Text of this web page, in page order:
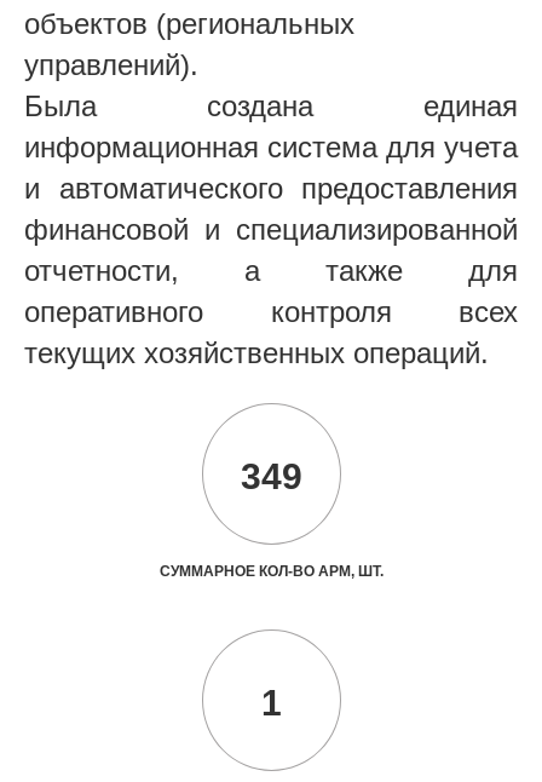
объектов (региональных
управлений).
Была создана единая
информационная система для учета
и автоматического предоставления
финансовой и специализированной
отчетности, а также для
оперативного контроля всех
текущих хозяйственных операций.
349
СУММАРНОЕ КОЛ-ВО АРМ, ШТ.
1